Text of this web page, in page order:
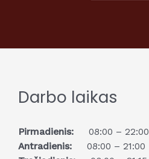
Darbo laikas
Pirmadienis: 08:00 – 22:00
Antradienis: 08:00 – 21:00